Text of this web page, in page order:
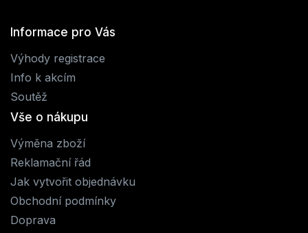
Informace pro Vás
Výhody registrace
Info k akcím
Soutěž
Vše o nákupu
Výměna zboží
Reklamační řád
Jak vytvořit objednávku
Obchodní podmínky
Doprava